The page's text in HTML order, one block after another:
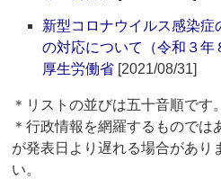
新型コロナウイルス感染
の対応について（令和３年
厚生労働省 [2021/08/31]
＊リストの並びは五十音順です。
＊行政情報を網羅するものでは
が発表日より遅れる場合があり
い。